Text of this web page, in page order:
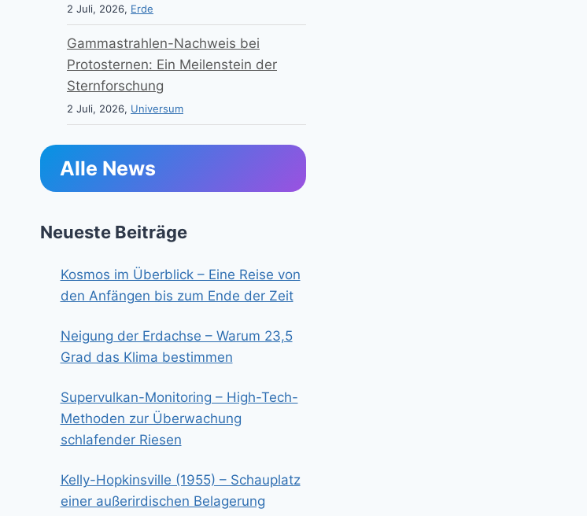
2 Juli, 2026, Erde
Gammastrahlen-Nachweis bei
Protosternen: Ein Meilenstein der
Sternforschung
2 Juli, 2026, Universum
Alle News
Neueste Beiträge
Kosmos im Überblick – Eine Reise von
den Anfängen bis zum Ende der Zeit
Neigung der Erdachse – Warum 23,5
Grad das Klima bestimmen
Supervulkan-Monitoring – High-Tech-
Methoden zur Überwachung
schlafender Riesen
Kelly-Hopkinsville (1955) – Schauplatz
einer außerirdischen Belagerung